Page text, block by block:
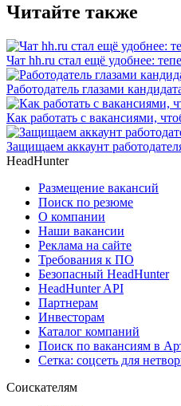
Читайте также
Чат hh.ru стал ещё удобнее:
Работодатель глазами
Как работать с вакансиями,
Защищаем аккаунт
HeadHunter
Размещение вакансий
Поиск по резюме
О компании
Наши вакансии
Реклама на сайте
Требования к ПО
Безопасный HeadHunter
HeadHunter API
Партнерам
Инвесторам
Каталог компаний
Поиск по вакансиям в
Сетка: соцсеть для
Соискателям